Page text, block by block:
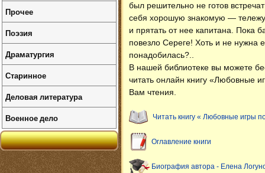
был решительно не готов
себя хорошую знакомую —
и прятать от нее капитана. Пока
повезло Сереге! Хоть и не нужна
понадобилась?..
В нашей библиотеке вы можете
читать онлайн книгу «Любовные
Вам чтения.
Читать книгу « Любовные игры
Оглавление книги
Биография автора - Елена
Прочее
Поэзия
Драматургия
Старинное
Деловая литература
Военное дело